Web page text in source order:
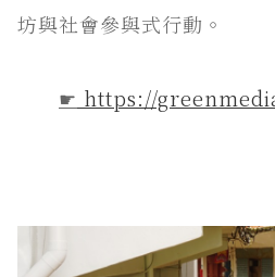
坊與社會參與式行動。
☛ https://